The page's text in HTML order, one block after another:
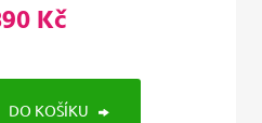
Kč
DO KOŠÍKU